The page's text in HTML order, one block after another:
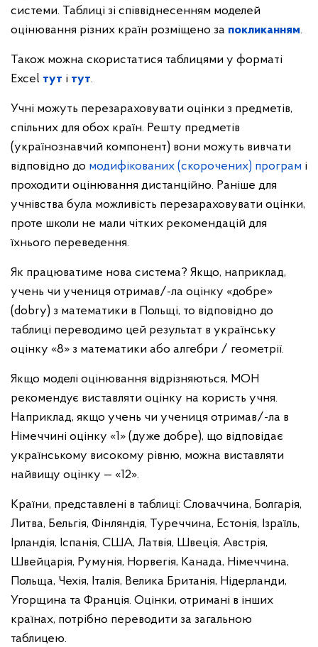
системи. Таблиці зі співвіднесенням моделей
оцінювання різних країн розміщено за покликанням.
Також можна скористатися таблицями у форматі
Excel тут і тут.
Учні можуть перезараховувати оцінки з предметів,
спільних для обох країн. Решту предметів
(українознавчий компонент) вони можуть вивчати
відповідно до модифікованих (скорочених) програм і
проходити оцінювання дистанційно. Раніше для
учнівства була можливість перезараховувати оцінки,
проте школи не мали чітких рекомендацій для
їхнього переведення.
Як працюватиме нова система? Якщо, наприклад,
учень чи учениця отримав/-ла оцінку «добре»
(dobry) з математики в Польщі, то відповідно до
таблиці переводимо цей результат в українську
оцінку «8» з математики або алгебри / геометрії.
Якщо моделі оцінювання відрізняються, МОН
рекомендує виставляти оцінку на користь учня.
Наприклад, якщо учень чи учениця отримав/-ла в
Німеччині оцінку «1» (дуже добре), що відповідає
українському високому рівню, можна виставляти
найвищу оцінку — «12».
Країни, представлені в таблиці: Словаччина, Болгарія,
Литва, Бельгія, Фінляндія, Туреччина, Естонія, Ізраїль,
Ірландія, Іспанія, США, Латвія, Швеція, Австрія,
Швейцарія, Румунія, Норвегія, Канада, Німеччина,
Польща, Чехія, Італія, Велика Британія, Нідерланди,
Угорщина та Франція. Оцінки, отримані в інших
країнах, потрібно переводити за загальною
таблицею.